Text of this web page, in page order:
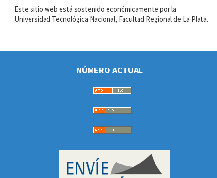
Este sitio web está sostenido económicamente por la
Universidad Tecnológica Nacional, Facultad Regional de La Plata.
NÚMERO ACTUAL